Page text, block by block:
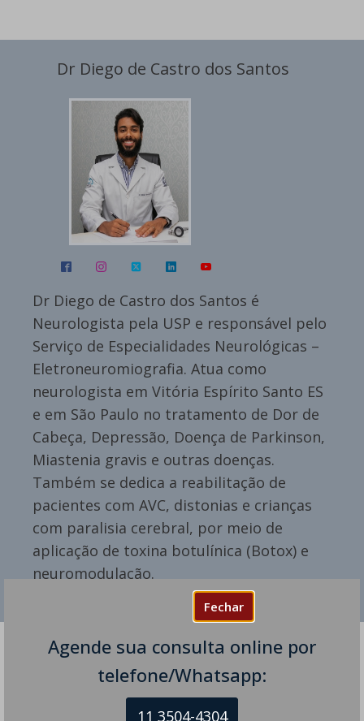
Fechar
Agende sua consulta online por
telefone/Whatsapp:
11 3504-4304
Dr Diego de Castro dos Santos
Dr Diego de Castro dos Santos é
Neurologista pela USP e responsável pelo
Serviço de Especialidades Neurológicas –
Eletroneuromiografia. Atua como
neurologista em Vitória Espírito Santo ES
e em São Paulo no tratamento de Dor de
Cabeça, Depressão, Doença de Parkinson,
Miastenia gravis e outras doenças.
Também se dedica a reabilitação de
pacientes com AVC, distonias e crianças
com paralisia cerebral, por meio de
aplicação de toxina botulínica (Botox) e
neuromodulação.
Dúvidas? Sugestões?